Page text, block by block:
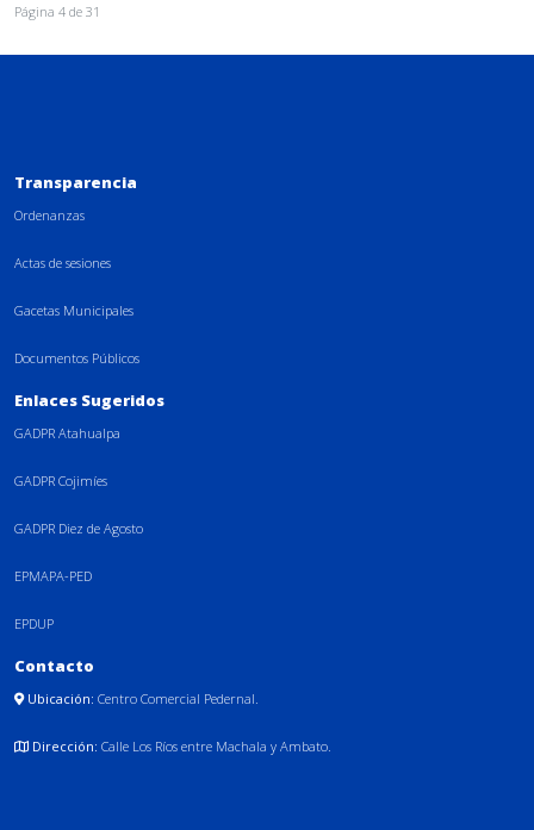
Página 4 de 31
Transparencia
Ordenanzas
Actas de sesiones
Gacetas Municipales
Documentos Públicos
Enlaces Sugeridos
GADPR Atahualpa
GADPR Cojimíes
GADPR Diez de Agosto
EPMAPA-PED
EPDUP
Contacto
Ubicación: Centro Comercial Pedernal.
Dirección: Calle Los Ríos entre Machala y Ambato.